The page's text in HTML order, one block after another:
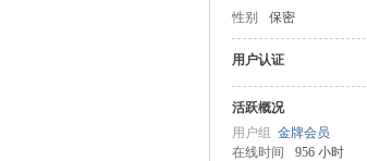
性别 保密
用户认证
活跃概况
用户组 金牌会员
在线时间
956 小时